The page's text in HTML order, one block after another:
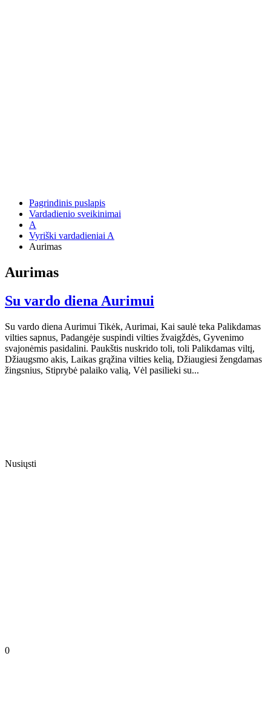
Pagrindinis puslapis
Vardadienio sveikinimai
A
Vyriški vardadieniai A
Aurimas
Aurimas
Su vardo diena Aurimui
Su vardo diena Aurimui Tikėk, Aurimai, Kai saulė teka Palikdamas
vilties sapnus, Padangėje suspindi vilties žvaigždės, Gyvenimo
svajonėmis pasidalini. Paukštis nuskrido toli, toli Palikdamas viltį,
Džiaugsmo akis, Laikas grąžina vilties kelią, Džiaugiesi žengdamas
žingsnius, Stiprybė palaiko valią, Vėl pasilieki su...
Nusiųsti
0